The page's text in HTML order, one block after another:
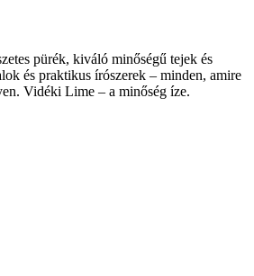
pürék, kiváló minőségű tejek és
és praktikus írószerek – minden, amire
Vidéki Lime – a minőség íze.